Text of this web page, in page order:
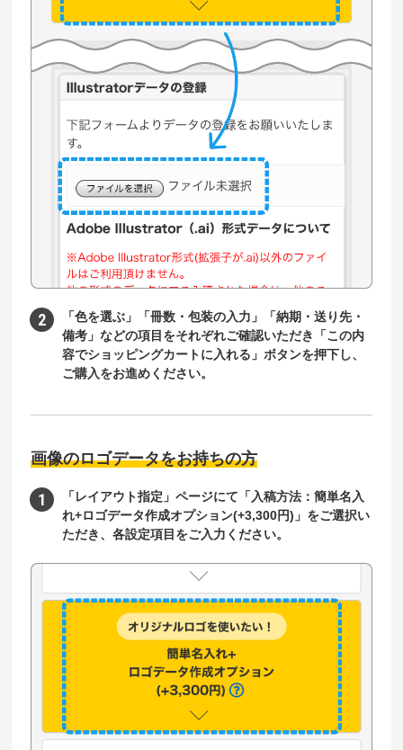
「色を選ぶ」「冊数・包装の入力」「納期・送り先・
備考」などの項目をそれぞれご確認いただき「この内
容でショッピングカートに入れる」ボタンを押下し、
ご購入をお進めください。
画像のロゴデータをお持ちの方
「レイアウト指定」ページにて「入稿方法：簡単名入
れ+ロゴデータ作成オプション(+3,300円)」をご選択い
ただき、各設定項目をご入力ください。